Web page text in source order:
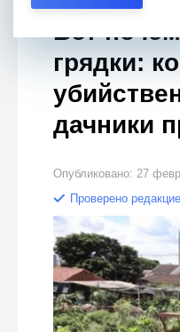
Вот
грядки:
дачники
Опубликовано: 27
Проверено